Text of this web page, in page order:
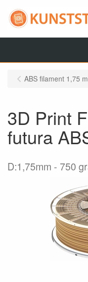
ABS filament 1,75
3D Print
futura
D:1,75mm 750